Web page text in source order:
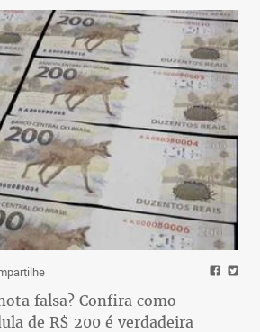
falsa? Confira como
de R$ 200 é verdadeira